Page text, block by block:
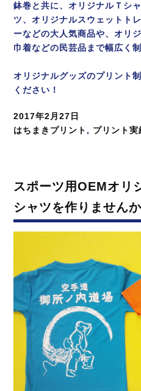
鉢巻と共に、オリジナルＴシ
ツ、オリジナルスウェットト
ーなどの大人気商品や、オリ
巾着などの民芸品まで幅広く
オリジナルグッズのプリント
ください！
投
稿
2017年2月27日
カ
ー
はちまきプリント , プリント実
スポーツ用OEMオリ
シャツを作りません